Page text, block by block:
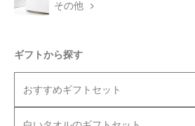
その他
ギフトから探す
おすすめギフトセット